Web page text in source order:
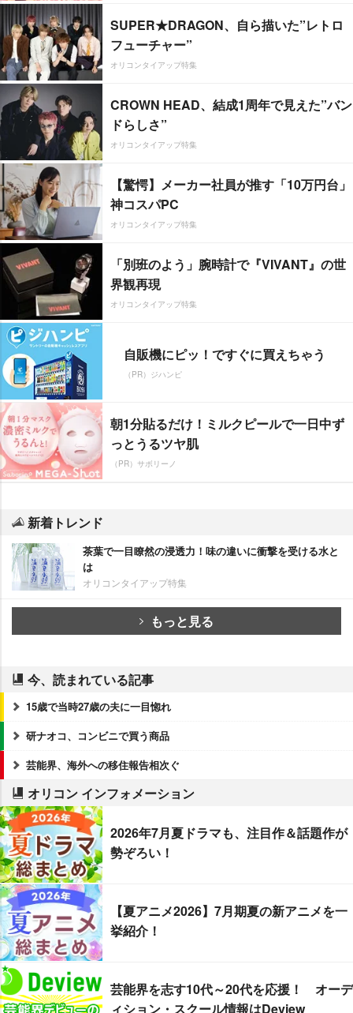
SUPER★DRAGON、自ら描いた”レトロ
フューチャー”
オリコンタイアップ特集
CROWN HEAD、結成1周年で見えた”バン
ドらしさ”
オリコンタイアップ特集
【驚愕】メーカー社員が推す「10万円台」
神コスパPC
オリコンタイアップ特集
「別班のよう」腕時計で『VIVANT』の世
界観再現
オリコンタイアップ特集
自販機にピッ！ですぐに買えちゃう
（PR）ジハンピ
朝1分貼るだけ！ミルクピールで一日中ず
っとうるツヤ肌
（PR）サボリーノ
新着トレンド
茶葉で一目瞭然の浸透力！味の違いに衝撃を受ける水と
は
オリコンタイアップ特集
もっと見る
今、読まれている記事
15歳で当時27歳の夫に一目惚れ
研ナオコ、コンビニで買う商品
芸能界、海外への移住報告相次ぐ
オリコン インフォメーション
2026年7月夏ドラマも、注目作＆話題作が
勢ぞろい！
【夏アニメ2026】7月期夏の新アニメを一
挙紹介！
芸能界を志す10代～20代を応援！ オーデ
ィション・スクール情報はDeview